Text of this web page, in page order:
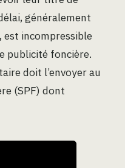
généralement
, est incompressible
publicité foncière.
doit l’envoyer au
(SPF) dont